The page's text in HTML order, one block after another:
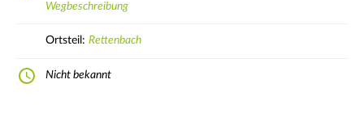
Wegbeschreibung
Ortsteil: Rettenbach
Nicht bekannt